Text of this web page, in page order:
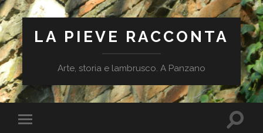
LA PIEVE RACCONTA
Arte, storia e lambrusco. A Panzano